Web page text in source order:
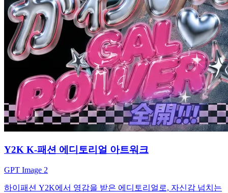
Y2K K-패션 에디토리얼 아트워크
GPT Image 2
하이패션 Y2K에서 영감을 받은 에디토리얼로, 자신감 넘치는